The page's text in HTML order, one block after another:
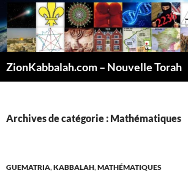
ZionKabbalah.com – Nouvelle Torah
Archives de catégorie : Mathématiques
GUEMATRIA,KABBALAH,MATHÉMATIQUES